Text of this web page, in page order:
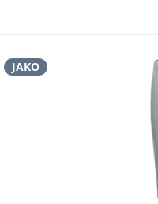
JAKO